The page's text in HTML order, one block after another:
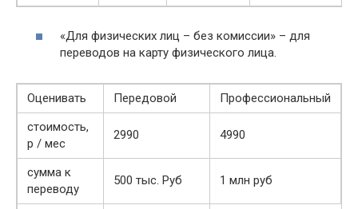
«Для физических лиц – без комиссии» – для
переводов на карту физического лица.
Оценивать Передовой
Профессиональный
стоимость,
р / мес
2990 4990
сумма к
переводу
500 тыс. Руб 1 млн руб